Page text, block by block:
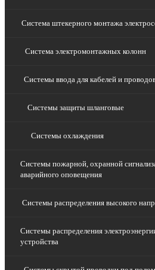
Система штекерного монтажа
Система электромонтажных колонн
Системы ввода для кабелей и
Системы защиты шланговые
Системы охлаждения
Системы пожарной, охранной
аварийного оповещения
Системы распределения высокого
Системы распределения
устройства